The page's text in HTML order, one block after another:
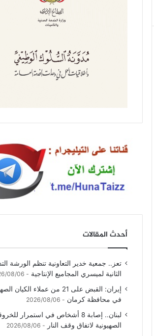
أحدث المقالات
تعز.. جمعية خدير التعاونية تنظم الورشة
الثانية لميسري المجاميع الإنتاجية
08/06
إيران: القبض على 21 من عملاء الكيان
في محافظة كرمان
2026/08/06
لبنان.. إصابة 8 أشخاص في استمرار
الصهيونية لاتفاق وقف النار
2026/08/06